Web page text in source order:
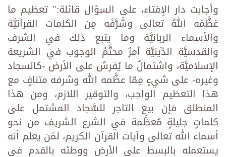
وأجابت دار الإفتاء، على السؤال قائلة:" تعظيم ما
عَظَّمَه اللهُ تعالى وشَرَّفَه مِن الكلمات القرآنيَّة
والأسماء الربانيَّة وما يتبع ذلك في الشرف
والقدسيَّة الدِّينيَّة أمرٌ محتَّمُ الوجوب في الشريعة
الإسلاميَّة، واشتمالُ ما يُفرش على الأرض -كالسجاد
وغيره- على شيءٍ مِمّا عظَّمه الله وشرفه متنافٍ مع
هذا التعظيم الواجب، والتوقير اللازم، ومن هذا
المنطلق فإن بيع التاجر للسَّجاد المشتمل على
كلماتٍ جليلةٍ مُعظَّمة في الشرع الشريف من نحو
أسماء الله تعالى وآيات القرآن الكريم، لمَن يعلم أنه
يستعمله بالبسط على الأرض ووطئه بالقدم في